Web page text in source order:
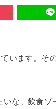
います。そ
な、飲食ゾ